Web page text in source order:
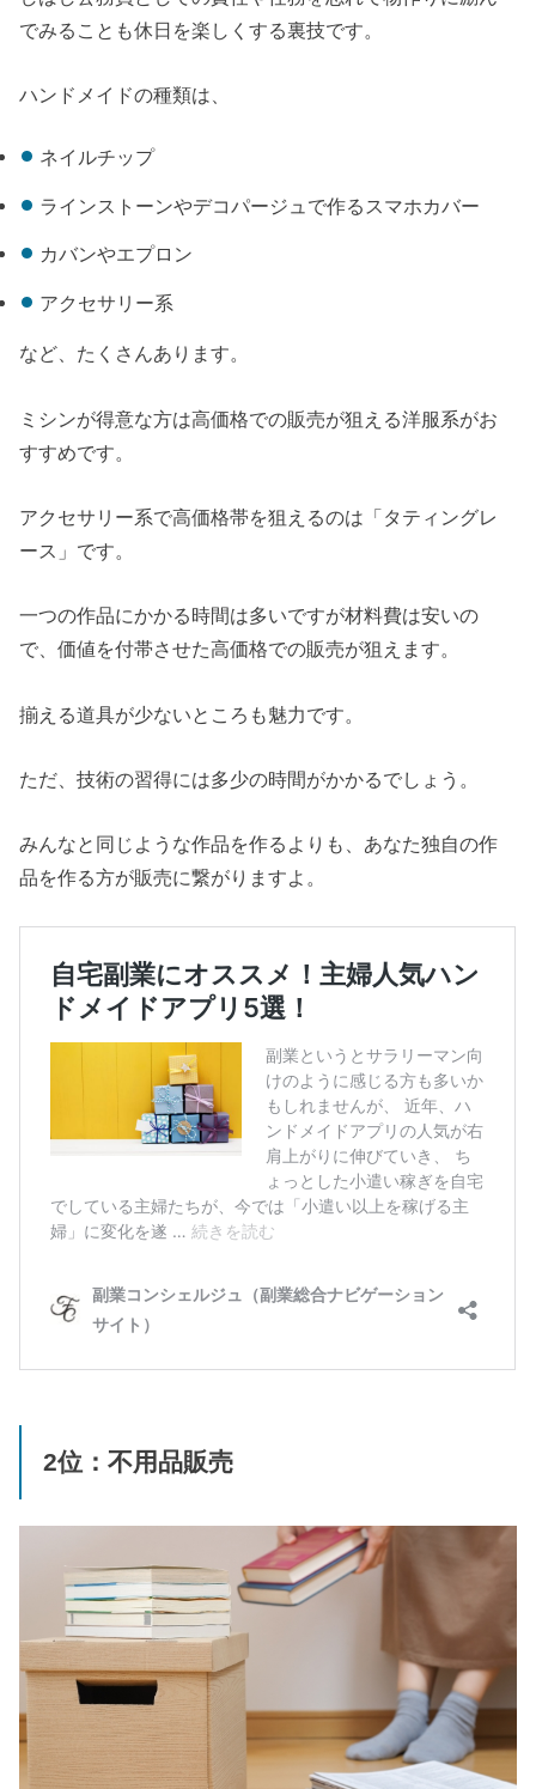
でみることも休日を楽しくする裏技です。
ハンドメイドの種類は、
ネイルチップ
ラインストーンやデコパージュで作るスマホカバー
カバンやエプロン
アクセサリー系
など、たくさんあります。
ミシンが得意な方は高価格での販売が狙える洋服系がお
すすめです。
アクセサリー系で高価格帯を狙えるのは「タティングレ
ース」です。
一つの作品にかかる時間は多いですが材料費は安いの
で、価値を付帯させた高価格での販売が狙えます。
揃える道具が少ないところも魅力です。
ただ、技術の習得には多少の時間がかかるでしょう。
みんなと同じような作品を作るよりも、あなた独自の作
品を作る方が販売に繋がりますよ。
2位：不用品販売